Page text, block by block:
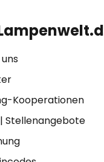
Kooperationen
Stellenangebote